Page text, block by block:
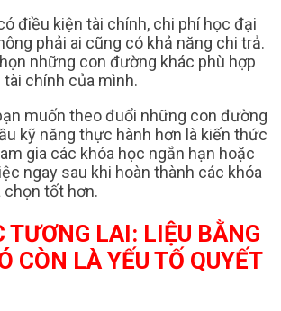
điều kiện tài chính, chi phí học đại
phải ai cũng có khả năng chi trả.
những con đường khác phù hợp
chính của mình.
muốn theo đuổi những con đường
kỹ năng thực hành hơn là kiến thức
gia các khóa học ngắn hạn hoặc
ngay sau khi hoàn thành các khóa
chọn tốt hơn.
TƯƠNG LAI: LIỆU BẰNG
CÒN LÀ YẾU TỐ QUYẾT